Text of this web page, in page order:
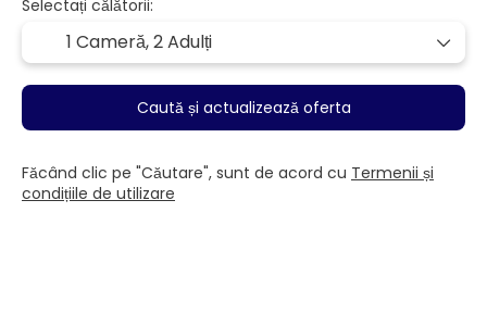
Selectați călătorii:
1 Cameră,2 Adulți
Caută și actualizează oferta
Făcând clic pe "Căutare", sunt de acord cu Termenii și
condițiile de utilizare